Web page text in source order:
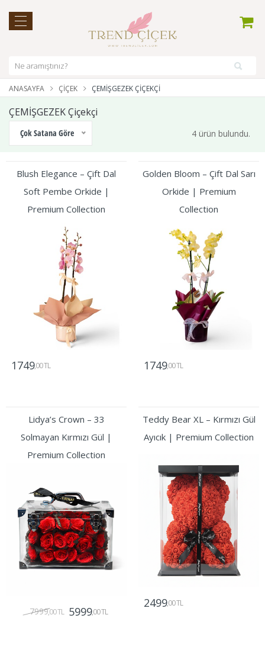
ANASAYFA ÇIÇEK ÇEMİŞGEZEK ÇIÇEKÇI
ÇEMİŞGEZEK Çiçekçi
Çok Satana Göre 4 ürün bulundu.
Blush Elegance – Çift Dal
Soft Pembe Orkide |
Premium Collection
1749,00 TL
Golden Bloom – Çift Dal Sarı
Orkide | Premium
Collection
1749,00 TL
Lidya’s Crown – 33
Solmayan Kırmızı Gül |
Premium Collection
7999,00 TL 5999,00 TL
Teddy Bear XL – Kırmızı Gül
Ayıcık | Premium Collection
2499,00 TL